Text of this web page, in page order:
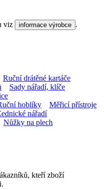
viz informace výrobce .
Ruční drátěné kartáče
Sady nářadí, klíče
hoblíky
Měřicí přístroje
nářadí
Nůžky na plech
kteří zboží